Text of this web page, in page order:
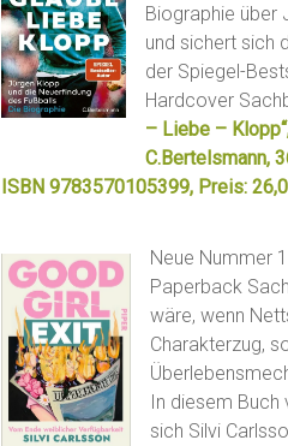
Biographie über
und sichert sich
der Spiegel-
Hardcover
– Liebe –
C.Bertelsmann,
ISBN 9783570105399, Preis:
Neue Nummer
Paperback
wäre, wenn
Charakterzug,
In diesem
sich Silvi